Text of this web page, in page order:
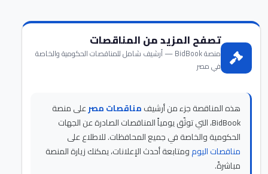
تصفح المزيد من المناقصات
منصة BidBook — أرشيف شامل للمناقصات الحكومية والخاصة
في مصر
هذه المناقصة جزء من أرشيفمناقصات مصرعلى منصة
BidBook، التي توثّق يومياً المناقصات الصادرة عن الجهات
الحكومية والخاصة في جميع المحافظات. للاطلاع على
مناقصات اليومومتابعة أحدث الإعلانات، يمكنك زيارة المنصة
مباشرةً.